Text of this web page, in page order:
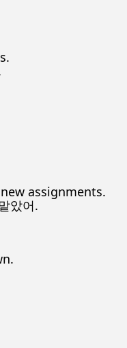
assignments.
았어.